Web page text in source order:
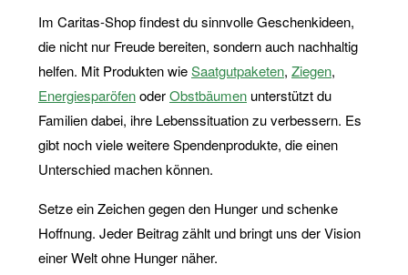
Im Caritas-Shop findest du sinnvolle Geschenkideen,
die nicht nur Freude bereiten, sondern auch nachhaltig
helfen. Mit Produkten wieSaatgutpaketen, Ziegen,
EnergiesparöfenoderObstbäumen unterstützt du
Familien dabei, ihre Lebenssituation zu verbessern. Es
gibt noch viele weitere Spendenprodukte, die einen
Unterschied machen können.
Setze ein Zeichen gegen den Hunger und schenke
Hoffnung. Jeder Beitrag zählt und bringt uns der Vision
einer Welt ohne Hunger näher.